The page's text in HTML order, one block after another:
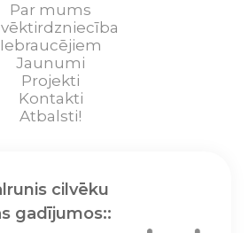
Par mums
Iebraucējiem
Jaunumi
Projekti
Kontakti
Atbalsti!
cilvēku
gadījumos::